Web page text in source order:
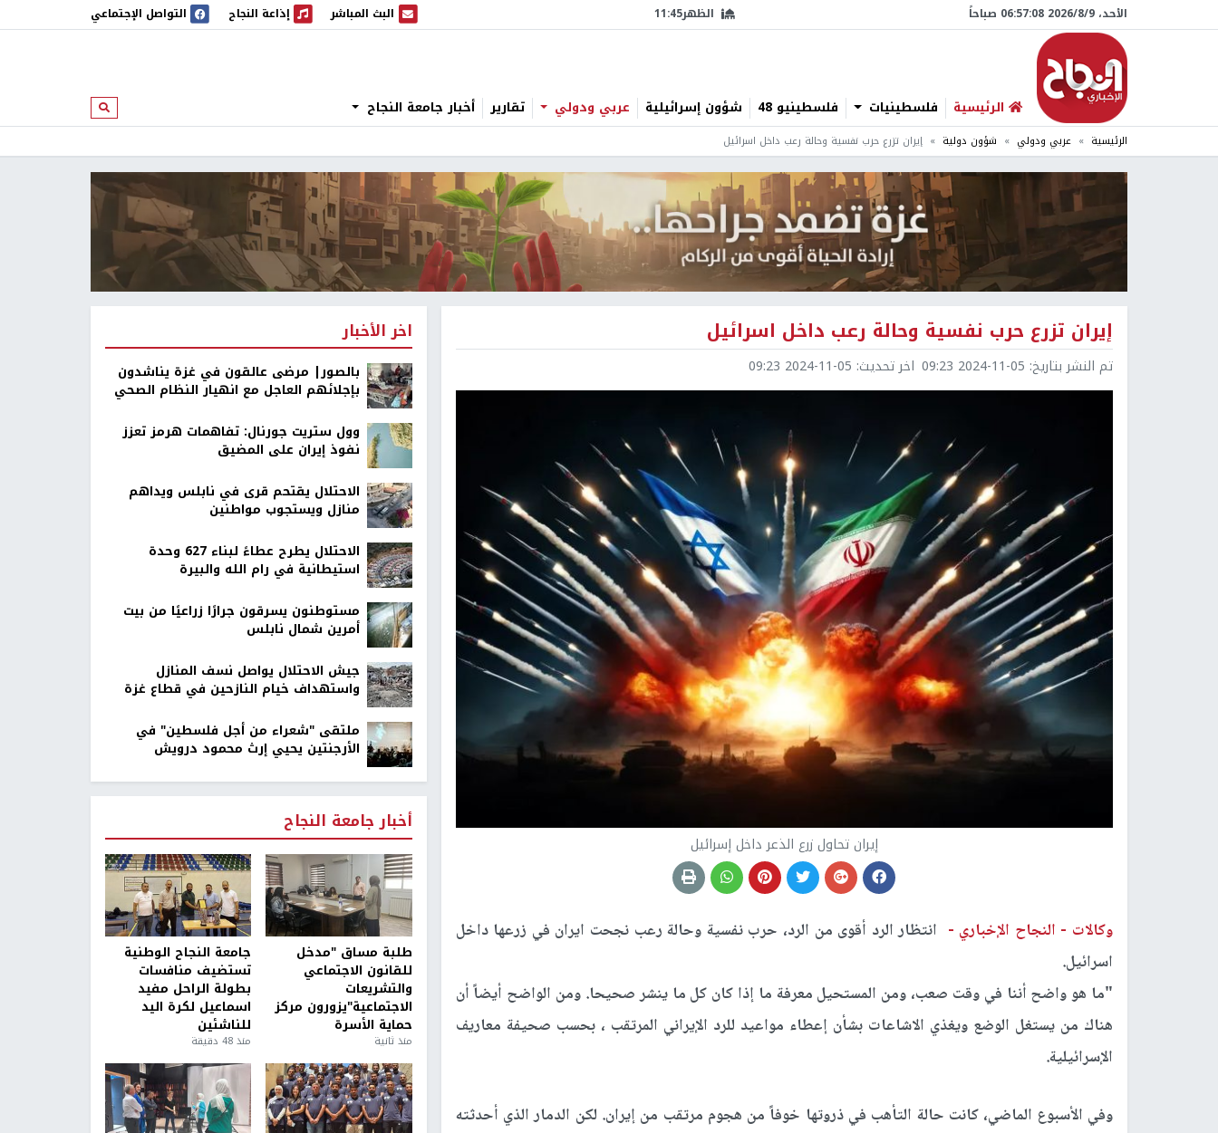
الأحد، 9/‏8/‏2026 06:57:10 صباحاً الظهر11:45 البث المباشر
البث المباشر إذاعة النجاح
إذاعة النجاح التواصل الإجتماعي
الرئيسية فلسطينيات فلسطينيو 48 شؤون إسرائيلية عربي ودولي تقارير أخبار جامعة النجاح ابحث
الرئيسية عربي ودولي شؤون دولية إيران تزرع حرب نفسية وحالة رعب داخل اسرائيل
إيران تزرع حرب نفسية وحالة رعب داخل اسرائيل
تم النشر بتاريخ: 2024-11-05 09:23 اخر تحديث: 2024-11-05 09:23
إيران تحاول زرع الذعر داخل إسرائيل
وكالات - النجاح الإخباري - انتظار الرد أقوى من الرد، حرب نفسية وحالة رعب نجحت ايران في زرعها داخل
اسرائيل.
"ما هو واضح أننا في وقت صعب، ومن المستحيل معرفة ما إذا كان كل ما ينشر صحيحا. ومن الواضح أيضاً أن
هناك من يستغل الوضع ويغذي الاشاعات بشأن إعطاء مواعيد للرد الإيراني المرتقب ، بحسب صحيفة معاريف
الإسرائيلية.
وفي الأسبوع الماضي، كانت حالة التأهب في ذروتها خوفاً من هجوم مرتقب من إيران. لكن الدمار الذي أحدثته
اخر الأخبار
بالصور| مرضى عالقون في غزة يناشدون
بإجلائهم العاجل مع انهيار النظام الصحي
وول ستريت جورنال: تفاهمات هرمز تعزز
نفوذ إيران على المضيق
الاحتلال يقتحم قرى في نابلس ويداهم
منازل ويستجوب مواطنين
الاحتلال يطرح عطاءً لبناء 627 وحدة
استيطانية في رام الله والبيرة
مستوطنون يسرقون جرارًا زراعيًا من بيت
أمرين شمال نابلس
جيش الاحتلال يواصل نسف المنازل
واستهداف خيام النازحين في قطاع غزة
ملتقى "شعراء من أجل فلسطين" في
الأرجنتين يحيي إرث محمود درويش
أخبار جامعة النجاح
طلبة مساق "مدخل
للقانون الاجتماعي
والتشريعات
الاجتماعية"يزورون مركز
حماية الأسرة
منذ ثانية
جامعة النجاح الوطنية
تستضيف منافسات
بطولة الراحل مفيد
اسماعيل لكرة اليد
للناشئين
منذ 48 دقيقة